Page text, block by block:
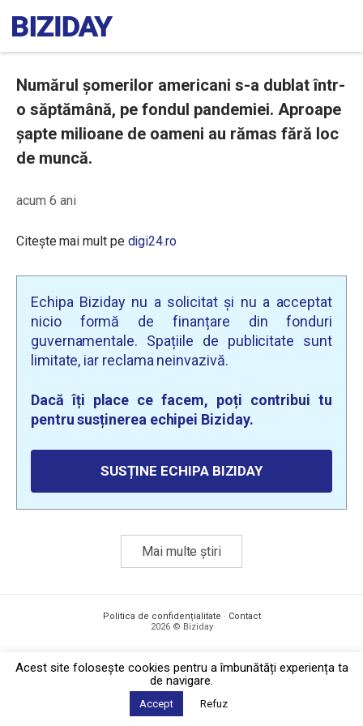
Numărul șomerilor americani s-a dublat într-
o săptămână, pe fondul pandemiei. Aproape
șapte milioane de oameni au rămas fără loc
de muncă.
acum 6 ani
Citește mai mult pe digi24.ro
Echipa Biziday nu a solicitat și nu a acceptat
nicio formă de finanțare din fonduri
guvernamentale. Spațiile de publicitate sunt
limitate, iar reclama neinvazivă.
Dacă îți place ce facem, poți contribui tu
pentru susținerea echipei Biziday.
SUSȚINE ECHIPA BIZIDAY
Mai multe știri
Politica de confidențialitate · Contact
2026 © Biziday
Acest site foloseşte cookies pentru a îmbunătăți experiența ta
de navigare.
Accept Refuz